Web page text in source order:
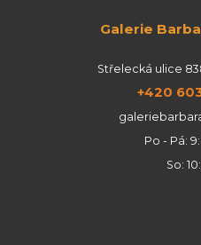
Galerie
Střelecká ulice
+420
Po - Pá:
So: